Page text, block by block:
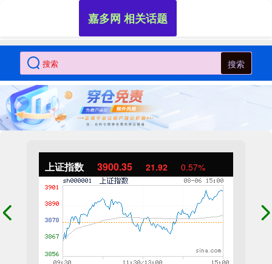
搜索
上证指数 3900.35 21.92 0.57%
嘉多网 相关话题